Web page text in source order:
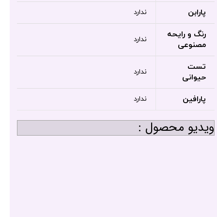
پارابن ندارد
رنگ و رایحه
مصنوعی
ندارد
تست
حیوانی
ندارد
پارافین ندارد
ویدیو محصول :